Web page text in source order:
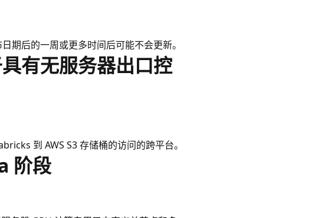
期后的一周或更多时间后可能不会更新。
有无服务器出口控
到 AWS S3 存储桶的访问的跨平台。
阶段